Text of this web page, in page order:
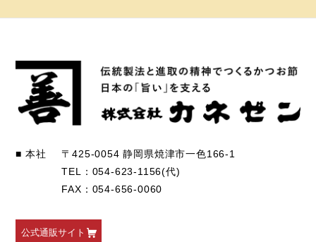
■ 本社
〒425-0054 静岡県焼津市一色166-1
TEL：054-623-1156(代)
FAX：054-656-0060
公式通販サイト